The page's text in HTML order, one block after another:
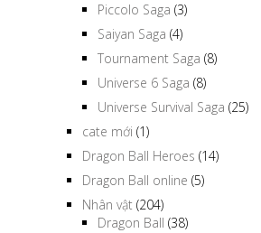
Piccolo Saga (3)
Saiyan Saga (4)
Tournament Saga (8)
Universe 6 Saga (8)
Universe Survival Saga (25)
cate mới (1)
Dragon Ball Heroes (14)
Dragon Ball online (5)
Nhân vật (204)
Dragon Ball (38)